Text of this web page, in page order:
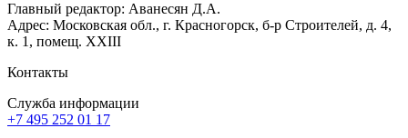
Главный редактор: Аванесян Д.А.
Адрес: Московская обл., г. Красногорск, б-р Строителей, д. 4,
к. 1, помещ. XXIII
Контакты
Служба информации
+7 495 252 01 17